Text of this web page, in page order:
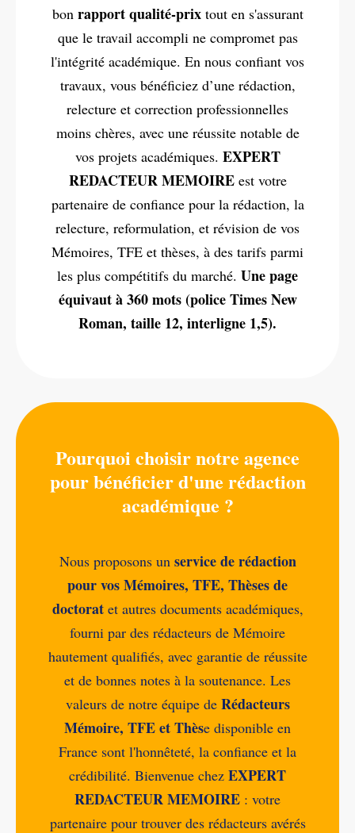
bon rapport qualité-prixtout en s'assurant
que le travail accompli ne compromet pas
l'intégrité académique. En nous confiant vos
travaux, vous bénéficiez d’une rédaction,
relecture et correction professionnelles
moins chères, avec une réussite notable de
vos projets académiques. EXPERT
REDACTEUR MEMOIREest votre
partenaire de confiance pour la rédaction, la
relecture, reformulation, et révision de vos
Mémoires, TFE et thèses, à des tarifs parmi
les plus compétitifs du marché. Une page
équivaut à 360 mots (police Times New
Roman, taille 12, interligne 1,5).
Pourquoi choisir notre agence
pour bénéficier d'une rédaction
académique ?
Nous proposons un service de rédaction
pour vos Mémoires, TFE, Thèses de
doctorat et autres documents académiques,
fourni par des rédacteurs de Mémoire
hautement qualifiés, avec garantie de réussite
et de bonnes notes à la soutenance. Les
valeurs de notre équipe de Rédacteurs
Mémoire, TFE et Thèse disponible en
France sont l'honnêteté, la confiance et la
crédibilité. Bienvenue chez EXPERT
REDACTEUR MEMOIRE : votre
partenaire pour trouver des rédacteurs avérés